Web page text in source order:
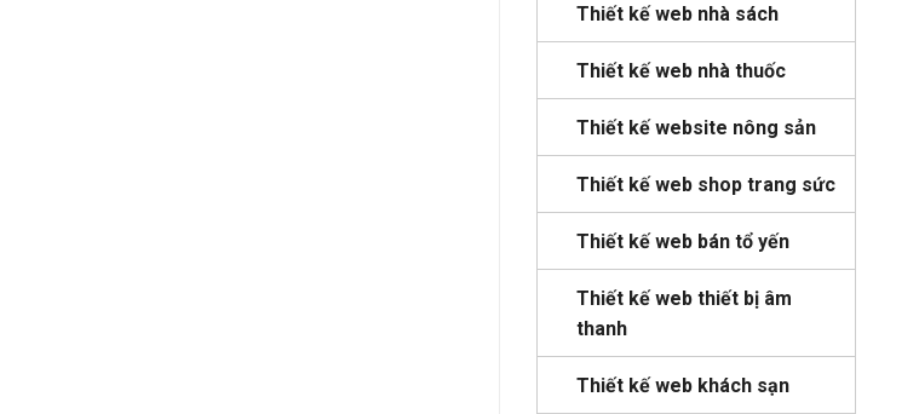
Thiết kế web nhà sách
Thiết kế web nhà thuốc
Thiết kế website nông sản
Thiết kế web shop trang sức
Thiết kế web bán tổ yến
Thiết kế web thiết bị âm
thanh
Thiết kế web khách sạn